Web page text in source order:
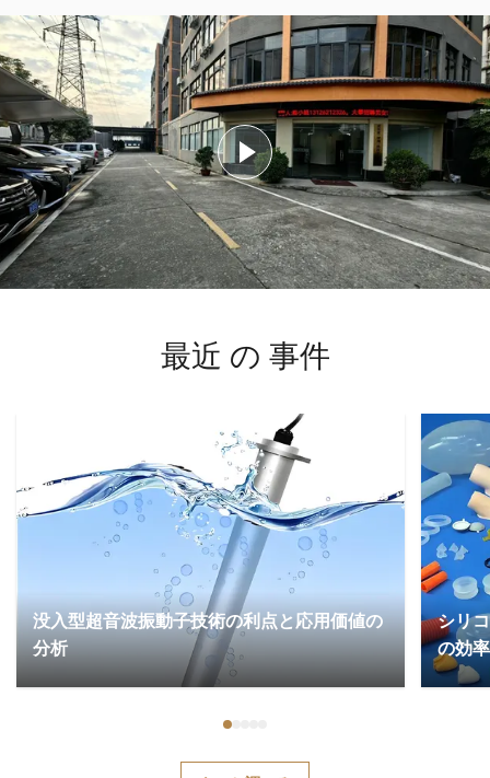
最近 の 事件
没入型超音波振動子技術の利点と応用価値の
分析
シリ
の効